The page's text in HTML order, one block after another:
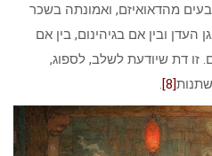
מהדאואיזם, ואמונתה בשכר
ובין אם בגיהינום, בין אם
זו דת שיודעת לשלב, לספוג,
[8]
.